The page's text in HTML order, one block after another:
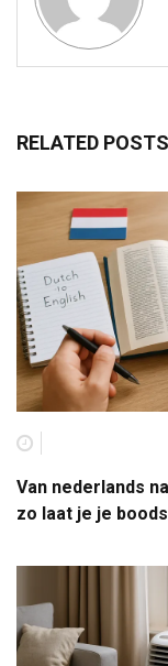
RELATED POSTS
Van nederlands
zo laat je je